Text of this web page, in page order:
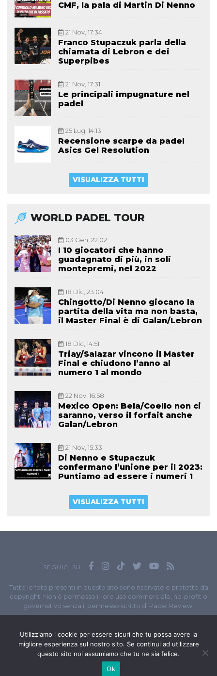
CMF, la pala di Martin Di Nenno
21 Nov, 17:34
Franco Stupaczuk parla della
chiamata di Lebron e dei
Superpibes
21 Nov, 17:31
Le principali impugnature nel
padel
25 Lug, 14:13
Recensione scarpe da padel
Asics Gel Resolution
VISUALIZZA TUTTI
WORLD PADEL TOUR
03 Gen, 22:02
I 10 giocatori che hanno
guadagnato di più, in soli
montepremi, nel 2022
18 Dic, 23:04
Chingotto/Di Nenno giocano la
partita della vita ma non basta,
il Master Final è di Galan/Lebron
18 Dic, 14:51
Triay/Salazar vincono il Master
Final e chiudono l’anno al
numero 1 al mondo
22 Nov, 16:58
Mexico Open: Bela/Coello non ci
saranno, verso il forfait anche
Galan/Lebron
21 Nov, 15:33
Di Nenno e Stupaczuk
confermano l’unione per il 2023:
Puntiamo ad essere i numeri 1
VISUALIZZA TUTTI
SEGUICI SU
Tutte le foto presenti in questo sito sono riservate e protette da
copyright. Non è permesso il loro uso commerciale, no-profit o
governativo senza il permesso scritto di Padel Review.
// P.I. 11965351007
© Copyright 2020-2026 // Web Developer
Utilizziamo i cookie per essere sicuri che tu possa avere la
migliore esperienza sul nostro sito. Se continui ad utilizzare
questo sito noi assumiamo che tu ne sia felice.
Ok